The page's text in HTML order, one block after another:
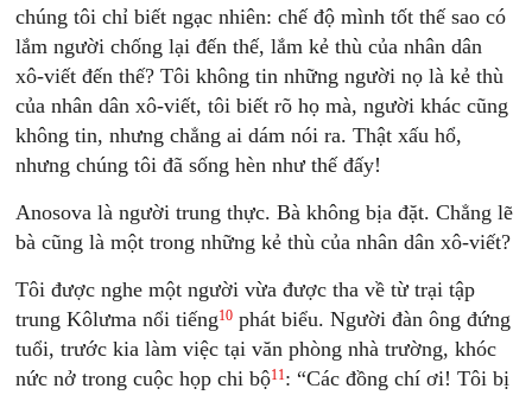
chúng tôi chỉ biết ngạc nhiên: chế độ mình tốt thế sao có
lắm người chống lại đến thế, lắm kẻ thù của nhân dân
xô-viết đến thế? Tôi không tin những người nọ là kẻ thù
của nhân dân xô-viết, tôi biết rõ họ mà, người khác cũng
không tin, nhưng chẳng ai dám nói ra. Thật xấu hổ,
nhưng chúng tôi đã sống hèn như thế đấy!
Anosova là người trung thực. Bà không bịa đặt. Chẳng lẽ
bà cũng là một trong những kẻ thù của nhân dân xô-viết?
Tôi được nghe một người vừa được tha về từ trại tập
trung Kôlưma nổi tiếng10 phát biểu. Người đàn ông đứng
tuổi, trước kia làm việc tại văn phòng nhà trường, khóc
nức nở trong cuộc họp chi bộ11 : “Các đồng chí ơi! Tôi bị